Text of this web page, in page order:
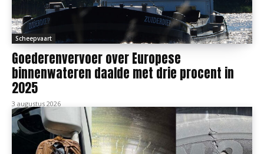
Scheepvaart
Goederenvervoer over Europese
binnenwateren daalde met drie procent in
2025
3 augustus 2026